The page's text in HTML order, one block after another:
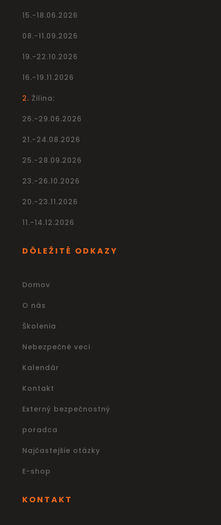
15.-18.06.2026
08.-11.09.2026
19.-22.10.2026
16.-19.11.2026
2. Žilina:
26.-29.06.2026
21.-24.08.2026
25.-28.09.2026
23.-26.10.2026
20.-23.11.2026
11.-14.12.2026
DÔLEŽITÉ ODKAZY
Domov
O nás
Školenia
Nebezpečné veci
Kalendár
Kontakt
Externý bezpečnostný
poradca
Najčastejšie otázky
E-shop
KONTAKT